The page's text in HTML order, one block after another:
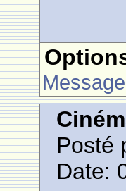
Message
Posté
Date: